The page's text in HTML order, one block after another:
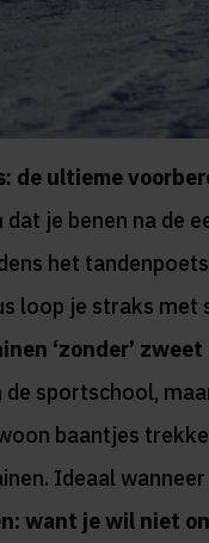
de ultieme
je benen na de
het
loop je straks
‘zonder’ zweet
de sportschool,
baantjes
Ideaal
want je wil niet